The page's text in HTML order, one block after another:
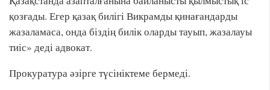
қозғады. Егер қазақ билігі Викрамды қинағандарды
жазаламаса, онда біздің билік оларды тауып, жазалауы
тиіс» деді адвокат.
Прокуратура әзірге түсініктеме бермеді.